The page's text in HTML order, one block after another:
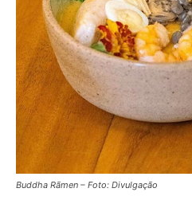
Buddha Rãmen – Foto: Divulgação